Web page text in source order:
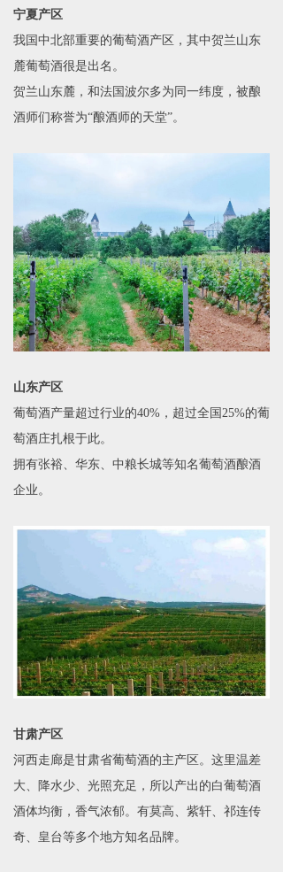
宁夏产区
我国中北部重要的葡萄酒产区，其中贺兰山东
麓葡萄酒很是出名。
贺兰山东麓，和法国波尔多为同一纬度，被酿
酒师们称誉为“酿酒师的天堂”。
山东产区
葡萄酒产量超过行业的40%，超过全国25%的葡
萄酒庄扎根于此。
拥有张裕、华东、中粮长城等知名葡萄酒酿酒
企业。
甘肃产区
河西走廊是甘肃省葡萄酒的主产区。这里温差
大、降水少、光照充足，所以产出的白葡萄酒
酒体均衡，香气浓郁。有莫高、紫轩、祁连传
奇、皇台等多个地方知名品牌。